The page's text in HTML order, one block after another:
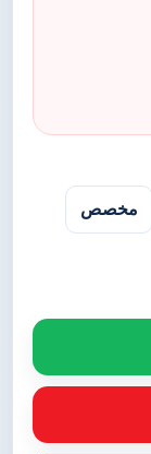
مخصص